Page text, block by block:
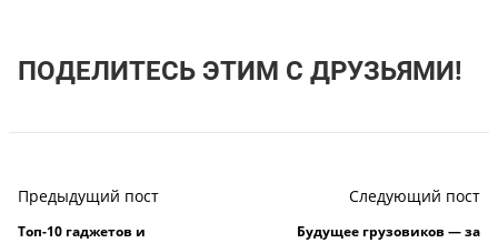
ПОДЕЛИТЕСЬ ЭТИМ С ДРУЗЬЯМИ!
Предыдущий пост
Топ-10 гаджетов и
Следующий пост
Будущее грузовиков — за